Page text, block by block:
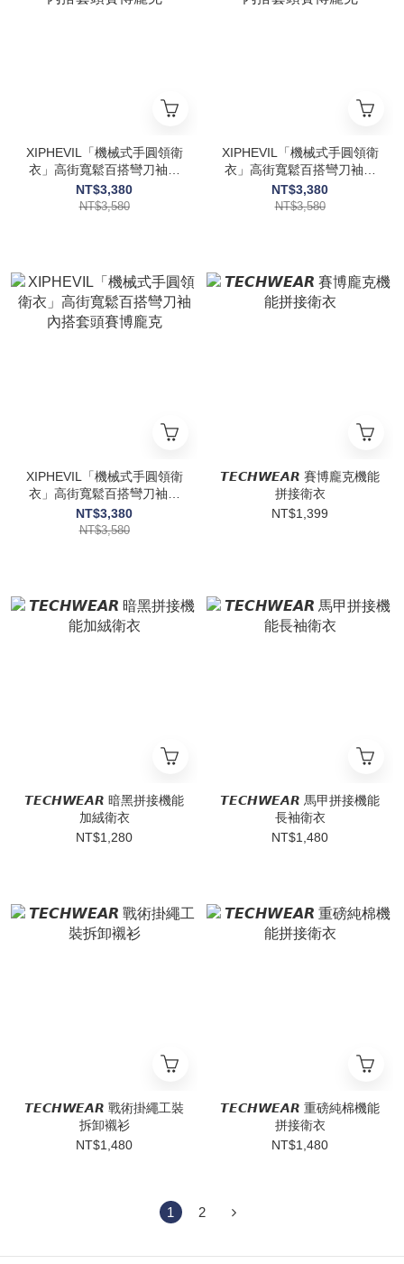
XIPHEVIL「機械式手圓領衛
衣」高街寬鬆百搭彎刀袖內
搭套頭賽博龐克
NT$3,380
NT$3,580
XIPHEVIL「機械式手圓領衛
衣」高街寬鬆百搭彎刀袖內
搭套頭賽博龐克
NT$3,380
NT$3,580
XIPHEVIL「機械式手圓領衛
衣」高街寬鬆百搭彎刀袖內
搭套頭賽博龐克
NT$3,380
NT$3,580
𝙏𝙀𝘾𝙃𝙒𝙀𝘼𝙍 賽博龐克機能
拼接衛衣
NT$1,399
𝙏𝙀𝘾𝙃𝙒𝙀𝘼𝙍 暗黑拼接機能
加絨衛衣
NT$1,280
𝙏𝙀𝘾𝙃𝙒𝙀𝘼𝙍 馬甲拼接機能
長袖衛衣
NT$1,480
𝙏𝙀𝘾𝙃𝙒𝙀𝘼𝙍 戰術掛繩工裝
拆卸襯衫
NT$1,480
𝙏𝙀𝘾𝙃𝙒𝙀𝘼𝙍 重磅純棉機能
拼接衛衣
NT$1,480
1 2